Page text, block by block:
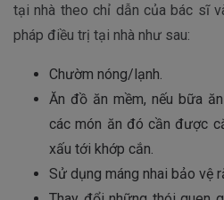
tại nhà theo chỉ dẫn của bác sĩ
pháp điều trị tại nhà như sau:
Chườm nóng/lạnh.
Ăn đồ ăn mềm, nếu bữa
các món ăn đó cần được
xấu tới khớp cắn.
Sử dụng máng nhai bảo vệ